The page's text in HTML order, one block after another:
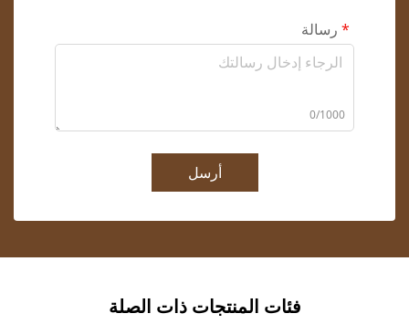
رسالة
0/1000
أرسل
فئات المنتجات ذات الصلة